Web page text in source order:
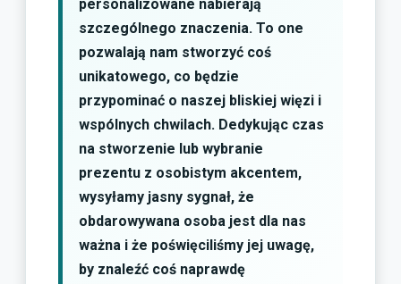
personalizowane nabierają
szczególnego znaczenia. To one
pozwalają nam stworzyć coś
unikatowego, co będzie
przypominać o naszej bliskiej więzi i
wspólnych chwilach. Dedykując czas
na stworzenie lub wybranie
prezentu z osobistym akcentem,
wysyłamy jasny sygnał, że
obdarowywana osoba jest dla nas
ważna i że poświęciliśmy jej uwagę,
by znaleźć coś naprawdę